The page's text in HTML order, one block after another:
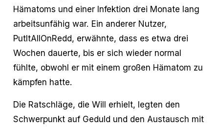
Hämatoms und einer Infektion drei Monate lang
arbeitsunfähig war. Ein anderer Nutzer,
PutItAllOnRedd, erwähnte, dass es etwa drei
Wochen dauerte, bis er sich wieder normal
fühlte, obwohl er mit einem großen Hämatom zu
kämpfen hatte.
Die Ratschläge, die Will erhielt, legten den
Schwerpunkt auf Geduld und den Austausch mit